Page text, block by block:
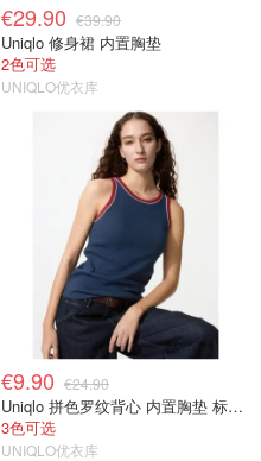
€29.90 €39.90
Uniqlo 修身裙 内置胸垫
2色可选
UNIQLO优衣库
€9.90 €24.90
Uniqlo 拼色罗纹背心 内置胸垫 标准款
3色可选
UNIQLO优衣库